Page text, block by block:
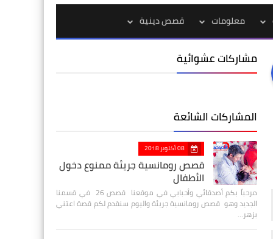
معلومات قصص دينية
مشاركات عشوائية
المشاركات الشائعة
08 أكتوبر 2018
قصص رومانسية جريئة ممنوع دخول
الأطفال
مرحباً بكم أصدقائي وأحبابي في موقعنا قصص 26 في قسمنا
الجديد وهو قصص رومانسية جريئة واليوم سنقدم لكم قصة اعتني
بزهر…